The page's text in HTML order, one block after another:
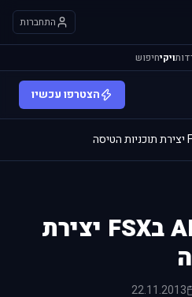
התחברות
ויקיחיפוש
הצטרפו עכשיו
יצירת תנועת AI בFSX יצירת
22.11.2013